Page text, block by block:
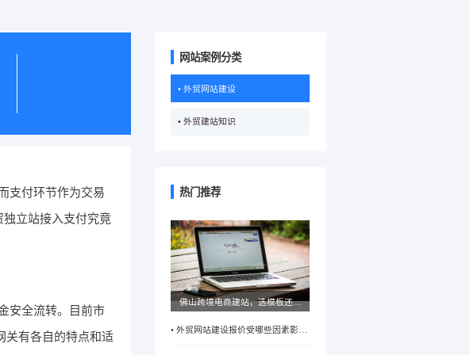
支付环节作为交易
立站接入支付究竟
安全流转。目前市
关有各自的特点和适
网站案例分类
• 外贸网站建设
• 外贸建站知识
热门推荐
佛山跨境电商建站，选模板还是
定制开发？不同模式优劣解析
• 外贸网站建设报价受哪些因素影